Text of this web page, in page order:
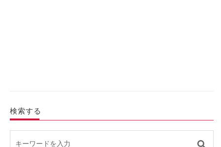
検索する